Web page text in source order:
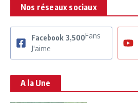
Nos réseaux sociaux
Facebook 3,500Fans
J'aime
A la Une